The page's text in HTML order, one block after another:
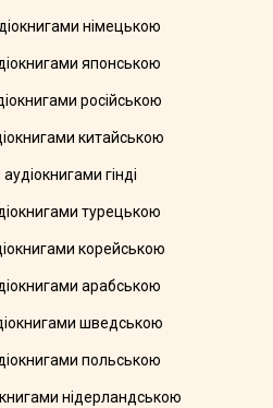
німецькою
японською
російською
китайською
гінді
турецькою
корейською
арабською
шведською
польською
нідерландською